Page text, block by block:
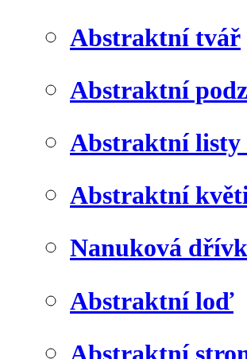
Abstraktní tvář
Abstraktní
Abstraktní listy
Abstraktní
Nanuková
Abstraktní loď